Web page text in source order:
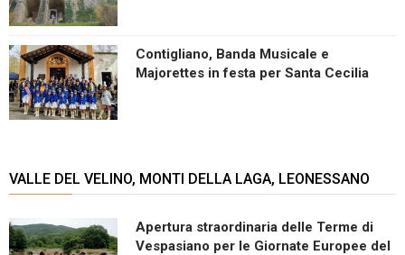
Contigliano, Banda Musicale e
Majorettes in festa per Santa Cecilia
VALLE DEL VELINO, MONTI DELLA LAGA, LEONESSANO
Apertura straordinaria delle Terme di
Vespasiano per le Giornate Europee del